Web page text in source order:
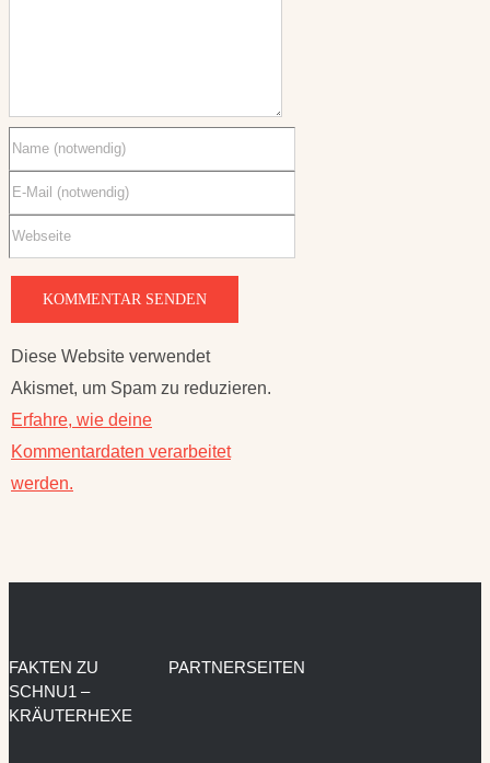
Diese Website verwendet
Akismet, um Spam zu reduzieren.
Erfahre, wie deine
Kommentardaten verarbeitet
werden.
FAKTEN ZU
SCHNU1 –
KRÄUTERHEXE
PARTNERSEITEN